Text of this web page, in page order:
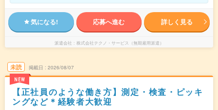
気になる! 応募へ進む 詳しく見る
派遣会社 株式会社テクノ・サービス（無期雇用派遣）
未読
NEW
掲載日 2026/08/07
【正社員のような働き方】測定・検査・ピッキ
ングなど＊経験者大歓迎